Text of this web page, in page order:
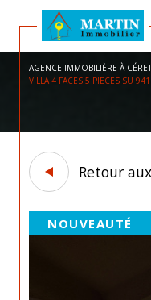
AGENCE IMMOBILIÈRE À CÉRET
VILLA 4 FACES 5 PIECES SU
Retour
NOUVEAUTÉ